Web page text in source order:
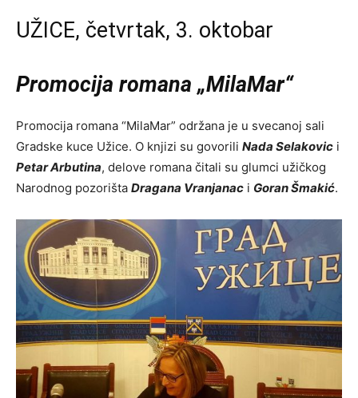
UŽICE, četvrtak, 3. oktobar
Promocija romana „MilaMar“
Promocija romana “MilaMar” održana je u svecanoj sali
Gradske kuce Užice. O knjizi su govorili Nada Selakovic i
Petar Arbutina, delove romana čitali su glumci užičkog
Narodnog pozorišta Dragana Vranjanac i Goran Šmakić.